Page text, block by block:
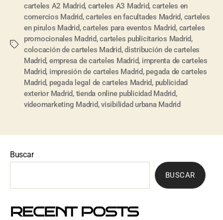
carteles A2 Madrid, carteles A3 Madrid, carteles en
comercios Madrid,carteles en facultades Madrid, carteles
en pirulos Madrid,carteles para eventos Madrid, carteles
promocionales Madrid,carteles publicitarios Madrid,
colocación de carteles Madrid,distribución de carteles
Madrid, empresa de carteles Madrid, imprenta de carteles
Madrid, impresión de carteles Madrid, pegada de carteles
Madrid, pegada legal de carteles Madrid, publicidad
exterior Madrid, tienda online publicidad Madrid,
videomarketing Madrid,visibilidad urbana Madrid
Buscar
BUSCAR
RECENT POSTS